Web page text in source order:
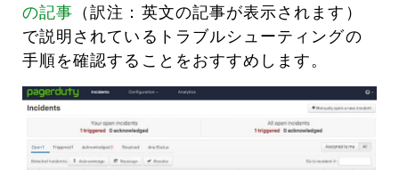
の記事 （訳注：英文の記事が表示されます）
で説明されているトラブルシューティングの
手順を確認することをおすすめします。